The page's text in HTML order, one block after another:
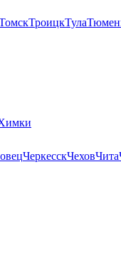
ТроицкТула
ЧеркесскЧеховЧита